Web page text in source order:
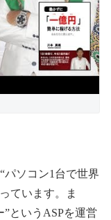
パソコン1台で世界
ています。ま
というASPを運営